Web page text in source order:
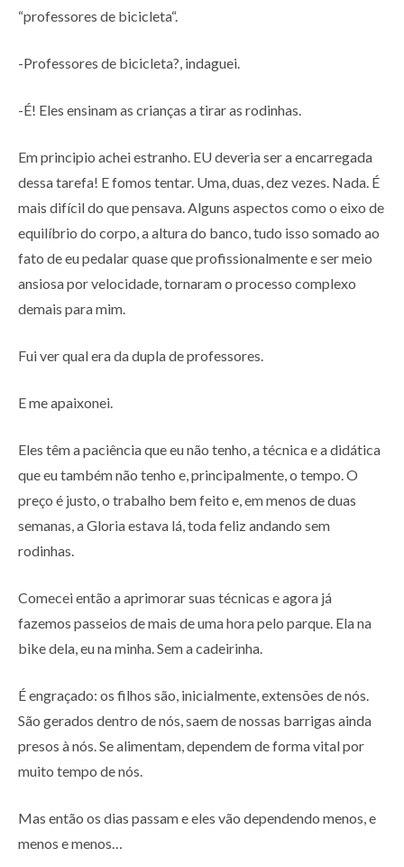
“professores de bicicleta“.
-Professores de bicicleta?, indaguei.
-É! Eles ensinam as crianças a tirar as rodinhas.
Em principio achei estranho. EU deveria ser a encarregada
dessa tarefa! E fomos tentar. Uma, duas, dez vezes. Nada. É
mais difícil do que pensava. Alguns aspectos como o eixo de
equilíbrio do corpo, a altura do banco, tudo isso somado ao
fato de eu pedalar quase que profissionalmente e ser meio
ansiosa por velocidade, tornaram o processo complexo
demais para mim.
Fui ver qual era da dupla de professores.
E me apaixonei.
Eles têm a paciência que eu não tenho, a técnica e a didática
que eu também não tenho e, principalmente, o tempo. O
preço é justo, o trabalho bem feito e, em menos de duas
semanas, a Gloria estava lá, toda feliz andando sem
rodinhas.
Comecei então a aprimorar suas técnicas e agora já
fazemos passeios de mais de uma hora pelo parque. Ela na
bike dela, eu na minha. Sem a cadeirinha.
É engraçado: os filhos são, inicialmente, extensões de nós.
São gerados dentro de nós, saem de nossas barrigas ainda
presos à nós. Se alimentam, dependem de forma vital por
muito tempo de nós.
Mas então os dias passam e eles vão dependendo menos, e
menos e menos…